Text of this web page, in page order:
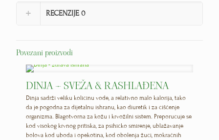
RECENZIJE 0
Povezani proizvodi
DINJA – SVEŽA & RASHLAĐENA
Dinja sadrži veliku količinu vode, a relativno malo kalorija, tako
da je pogodna za dijetalnu ishranu, kao diuretik i za čišćenje
organizma. Blagotvorna za kožu i krvožilni sistem. Preporučuje se
kod visokog krvnog pritiska, za psihičko smirenje, ublažavanje
bolova kod uboda i opekotina, kod obolenja žuči, mokraćnih